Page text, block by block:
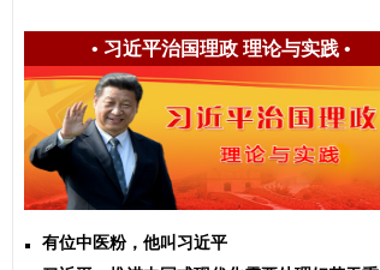
• 习近平治国理政 理论与实践•
有位中医粉，他叫习近平